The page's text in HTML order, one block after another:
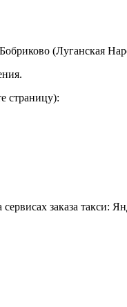
(Луганская
страницу):
заказа